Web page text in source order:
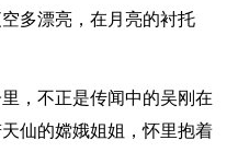
多漂亮，在月亮的衬托
，不正是传闻中的吴刚在
仙的嫦娥姐姐，怀里抱着